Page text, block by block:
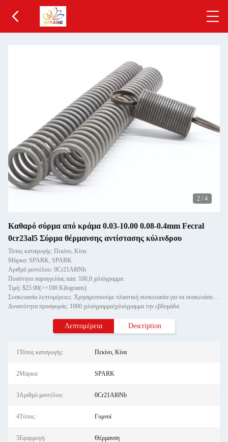
2 / 4
Καθαρό σύρμα από κράμα 0.03-10.00 0.08-0.4mm Fecral
0cr23al5 Σύρμα θέρμανσης αντίστασης κύλινδρου
Τόπος καταγωγής: Πεκίνο, Κίνα
Μάρκα: SPARK, SPARK
Αριθμό μοντέλου: 0Cr21Al6Nb
Ποσότητα παραγγελίας min: 100,0 χιλιόγραμμα
Τιμή: $25.00(>=100 Kilograms)
Συσκευασία λεπτομέρειες: Χρησιμοποιούμε πλαστική συσκευασία για να συσκευάσουμε το καλώδιο άξονα, και η εξωτερική συσκευασία
Δυνατότητα προσφοράς: 1000 χιλιόγραμμα/χιλιόγραμμα την εβδομάδα
Λεπτομέρεια Description
1Τόπος καταγωγής: Πεκίνο, Κίνα
2Μάρκα: SPARK
3Αριθμό μοντέλου: 0Cr21Al6Nb
4Τύπος: Γυμνοί
5Εφαρμογή: Θέρμανση